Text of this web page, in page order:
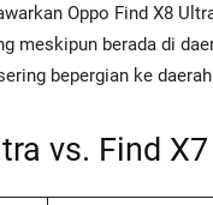
Oppo Find X8
meskipun berada di
bepergian ke
vs. Find